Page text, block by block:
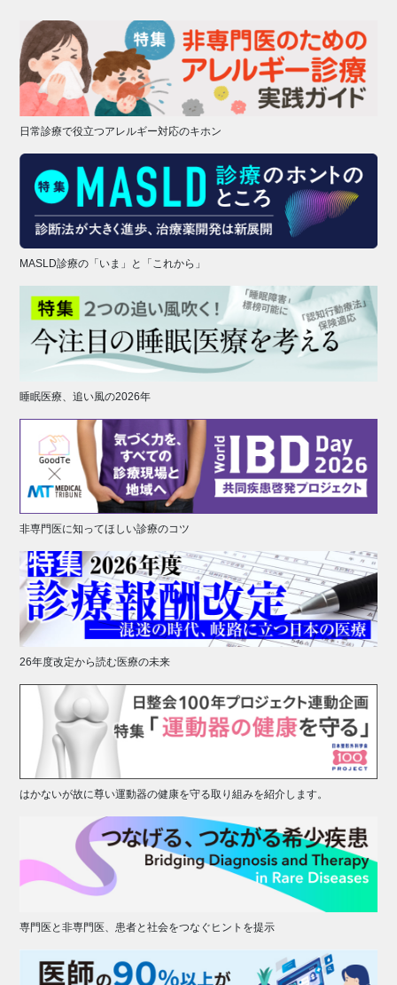
日常診療で役立つアレルギー対応のキホン
MASLD診療の「いま」と「これから」
睡眠医療、追い風の2026年
非専門医に知ってほしい診療のコツ
26年度改定から読む医療の未来
はかないが故に尊い運動器の健康を守る取り組みを紹介します。
専門医と非専門医、患者と社会をつなぐヒントを提示